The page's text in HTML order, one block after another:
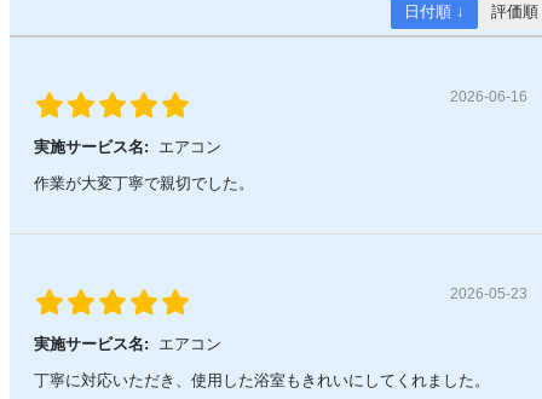
日付順 ↓ 評価順
2026-06-16
実施サービス名:
エアコン
作業が大変丁寧で親切でした。
2026-05-23
実施サービス名:
エアコン
丁寧に対応いただき、使用した浴室もきれいにしてくれました。